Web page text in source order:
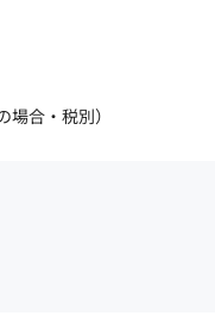
合・税別）